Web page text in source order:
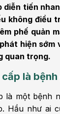
diễn tiến
không điều
phế quản
hiện
quan trọng.
là bệnh
là một bệnh
Hầu như ai